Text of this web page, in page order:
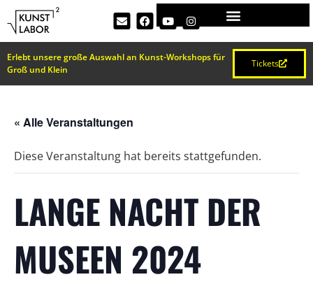
Erlebt unsere große Auswahl an Kunst-Workshops für
Groß und Klein
Tickets
« Alle Veranstaltungen
Diese Veranstaltung hat bereits stattgefunden.
LANGE NACHT DER
MUSEEN 2024